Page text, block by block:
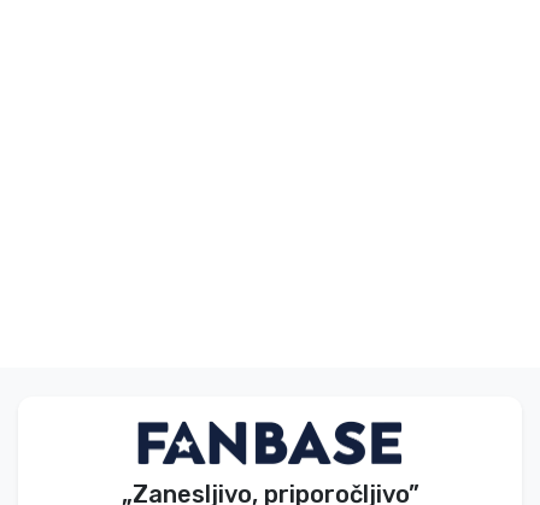
„Zanesljivo, priporočljivo”
Blagovne znamke